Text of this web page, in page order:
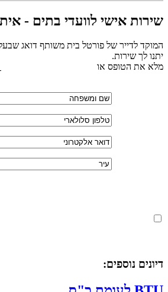
שירות אישי לוועדי בתים -
המוקד לדייר של פורטל בית משותף דואג
יתנו לך שירות.
מלא את הטופס או
דיונים נוספים: